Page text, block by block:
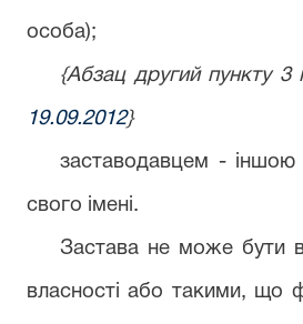
особа);
{Абзац другий пункту
19.09.2012}
заставодавцем -
свого імені.
Застава не може бути
власності або такими, що